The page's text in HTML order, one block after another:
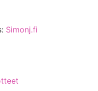
Simonj.fi